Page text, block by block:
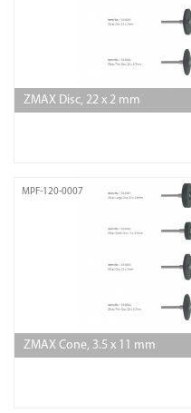
ZMAX Disc, 22 x 2 mm
MPF-120-0007
ZMAX Cone, 3.5 x 11 mm